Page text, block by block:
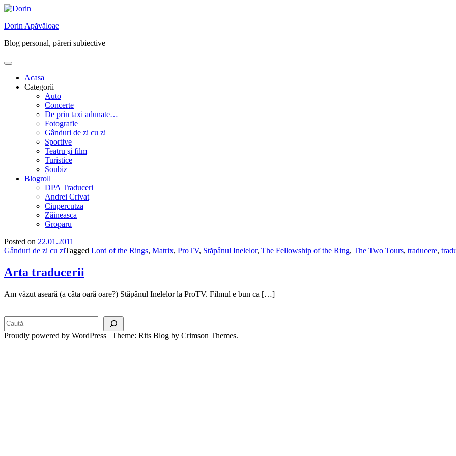
Skip
content
Dorin Apăvăloae
Blog personal, păreri subiective
Acasa
Categorii
Auto
Concerte
De prin taxi adunate…
Fotografie
Gânduri de zi cu zi
Sportive
Teatru şi film
Turistice
Șoubiz
Blogroll
DPA Traduceri
Andrei Crivat
Ciupercutza
Zăineasca
Groparu
Posted on 22.01.2011
Gânduri de zi cu ziTagged Lord of the Rings, Matrix, ProTV, Stăpânul Inelelor, The Fellowship of the Ring, The Two Tours, traducere,
Arta traducerii
Am văzut aseară (a câta oară oare?) Stăpânul Inelelor la ProTV. Filmul e bun ca […]
Proudly powered by WordPress | Theme: Rits Blog by Crimson Themes.